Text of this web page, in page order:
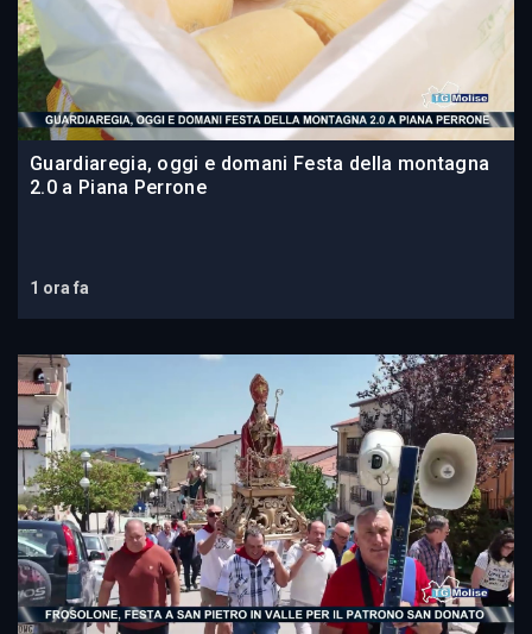
Guardiaregia, oggi e domani Festa della montagna
2.0 a Piana Perrone
1 ora fa